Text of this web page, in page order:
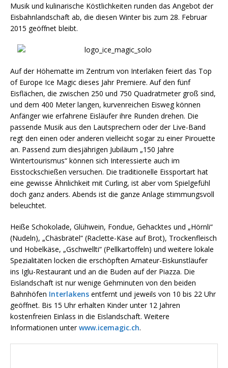
Musik und kulinarische Köstlichkeiten runden das Angebot der
Eisbahnlandschaft ab, die diesen Winter bis zum 28. Februar
2015 geöffnet bleibt.
Auf der Höhematte im Zentrum von Interlaken feiert das Top
of Europe Ice Magic dieses Jahr Premiere. Auf den fünf
Eisflächen, die zwischen 250 und 750 Quadratmeter groß sind,
und dem 400 Meter langen, kurvenreichen Eisweg können
Anfänger wie erfahrene Eisläufer ihre Runden drehen. Die
passende Musik aus den Lautsprechern oder der Live-Band
regt den einen oder anderen vielleicht sogar zu einer Pirouette
an. Passend zum diesjährigen Jubiläum „150 Jahre
Wintertourismus“ können sich Interessierte auch im
Eisstockschießen versuchen. Die traditionelle Eissportart hat
eine gewisse Ähnlichkeit mit Curling, ist aber vom Spielgefühl
doch ganz anders. Abends ist die ganze Anlage stimmungsvoll
beleuchtet.
Heiße Schokolade, Glühwein, Fondue, Gehacktes und „Hörnli“
(Nudeln), „Chäsbrätel“ (Raclette-Käse auf Brot), Trockenfleisch
und Hobelkäse, „Gschwellti“ (Pellkartoffeln) und weitere lokale
Spezialitäten locken die erschöpften Amateur-Eiskunstläufer
ins Iglu-Restaurant und an die Buden auf der Piazza. Die
Eislandschaft ist nur wenige Gehminuten von den beiden
Bahnhöfen Interlakens entfernt und jeweils von 10 bis 22 Uhr
geöffnet. Bis 15 Uhr erhalten Kinder unter 12 Jahren
kostenfreien Einlass in die Eislandschaft. Weitere
Informationen unterwww.icemagic.ch.